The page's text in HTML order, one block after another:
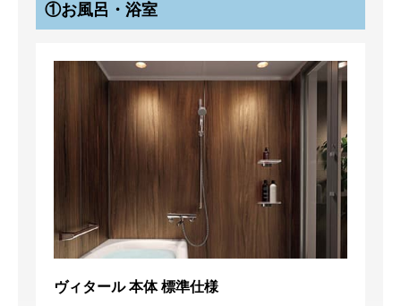
①お風呂・浴室
ヴィタール 本体 標準仕様